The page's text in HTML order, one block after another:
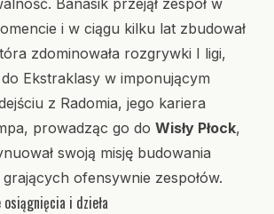
Banasik przejął zespół w
i w ciągu kilku lat zbudował
zdominowała rozgrywki I ligi,
Ekstraklasy w imponującym
z Radomia, jego kariera
prowadząc go do Wisły Płock,
swoją misję budowania
ofensywnie zespołów.
i dzieła